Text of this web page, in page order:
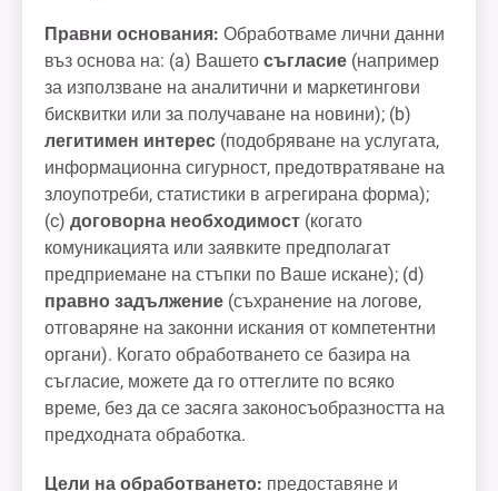
Правни основания: Обработваме лични данни
въз основа на: (a) Вашето съгласие (например
за използване на аналитични и маркетингови
бисквитки или за получаване на новини); (b)
легитимен интерес (подобряване на услугата,
информационна сигурност, предотвратяване на
злоупотреби, статистики в агрегирана форма);
(c) договорна необходимост (когато
комуникацията или заявките предполагат
предприемане на стъпки по Ваше искане); (d)
правно задължение (съхранение на логове,
отговаряне на законни искания от компетентни
органи). Когато обработването се базира на
съгласие, можете да го оттеглите по всяко
време, без да се засяга законосъобразността на
предходната обработка.
Цели на обработването: предоставяне и